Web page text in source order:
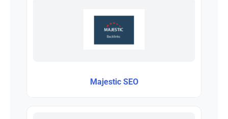
Majestic SEO